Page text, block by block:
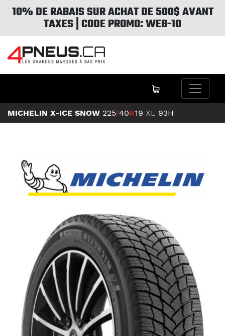
10% DE RABAIS SUR ACHAT DE 500$ AVANT
TAXES | CODE PROMO: WEB-10
MICHELIN X-ICE SNOW 225/40R19 XL 93H